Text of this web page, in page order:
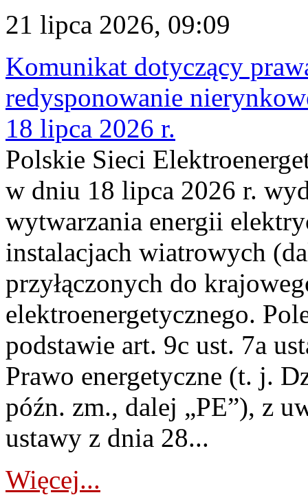
21 lipca 2026, 09:09
Komunikat dotyczący
redysponowanie
18 lipca 2026 r.
Polskie Sieci
w dniu 18 lipca 2026 r.
wytwarzania energii
instalacjach wiatrowych
przyłączonych do
elektroenergetycznego.
podstawie art. 9c ust. 7a
Prawo energetyczne (t. j.
późn. zm., dalej „PE”), z
ustawy z dnia 28...
Więcej...